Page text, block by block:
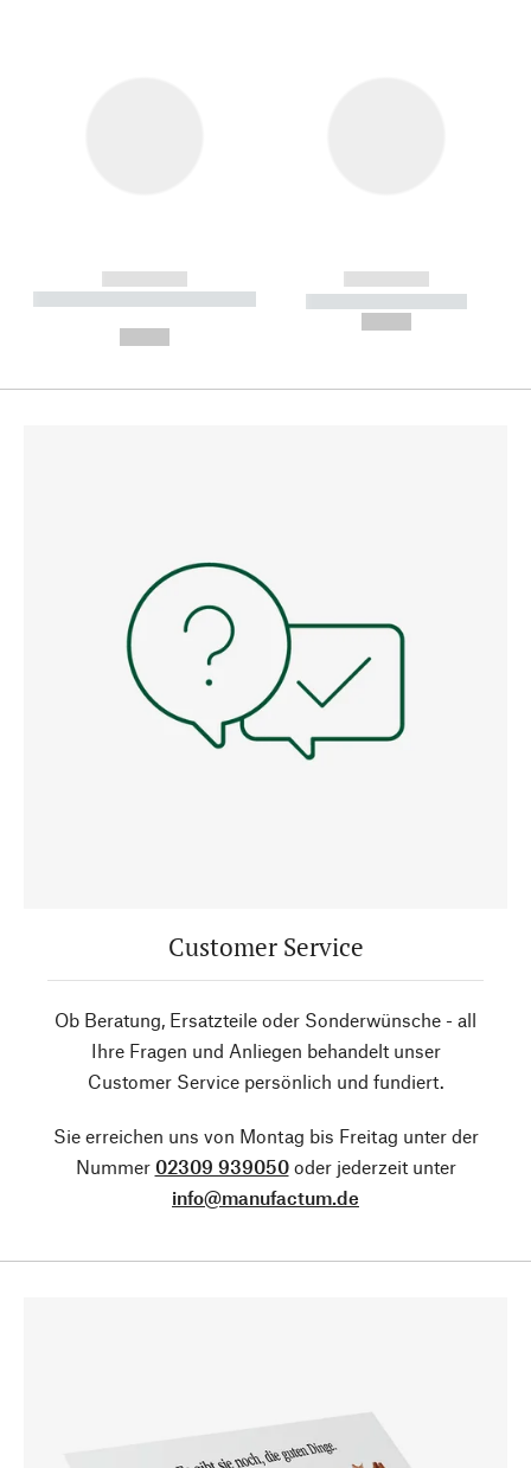
------------
----------- ----------- --------
------------
----------- -----------
Customer Service
Ob Beratung, Ersatzteile oder Sonderwünsche - all
Ihre Fragen und Anliegen behandelt unser
Customer Service persönlich und fundiert.
Sie erreichen uns von Montag bis Freitag unter der
Nummer 02309 939050oder jederzeit unter
info@manufactum.de